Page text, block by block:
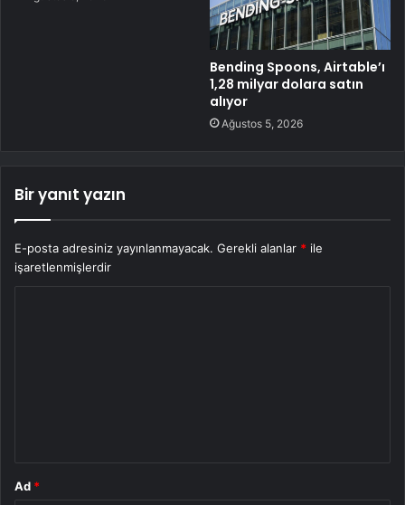
Bending Spoons, Airtable’ı
1,28 milyar dolara satın
alıyor
Ağustos 5, 2026
Bir yanıt yazın
E-posta adresiniz yayınlanmayacak. Gerekli alanlar * ile
işaretlenmişlerdir
Ad *